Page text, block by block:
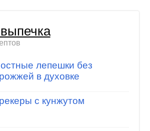
лепешки без
в духовке
с кунжутом